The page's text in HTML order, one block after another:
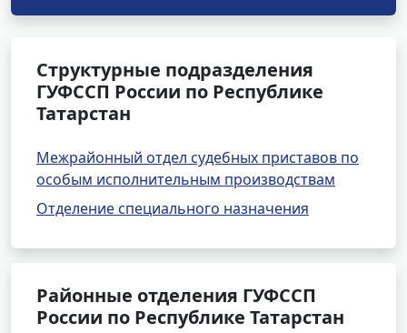
Структурные подразделения
ГУФССП России по Республике
Татарстан
Межрайонный отдел судебных приставов по
особым исполнительным производствам
Отделение специального назначения
Районные отделения ГУФССП
России по Республике Татарстан